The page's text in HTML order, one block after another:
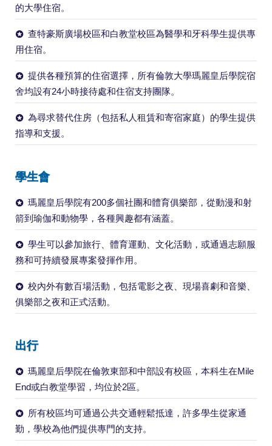
的大學住宿。
查特豪斯廣場校區和白教堂校區為醫學和牙科學生提供專
用住宿。
提供各種預算的住宿選擇，所有倫敦大學瑪麗皇后學院宿
舍均設有24小時接待處和住宿支持團隊。
為尋求替代住房（包括私人租賃和寄宿家庭）的學生提供
指導和支援。
學生會
瑪麗皇后學院有200多個社團和體育俱樂部，從動漫和射
箭到瑜伽和動物學，各種興趣都有涵蓋。
學生可以參加旅行、體育運動、文化活動，或通過志願服
務和可持續發展專案發揮作用。
校內外有數百場活動，包括電影之夜、現場喜劇和音樂、
俱樂部之夜和正式活動。
出行
瑪麗皇后學院在倫敦東部和中部設有校區，本科生在Mile
End或白教堂學習，均位於2區。
所有校區均可通過公共交通輕鬆抵達，許多學生從家通
勤，學校為他們提供專門的支持。